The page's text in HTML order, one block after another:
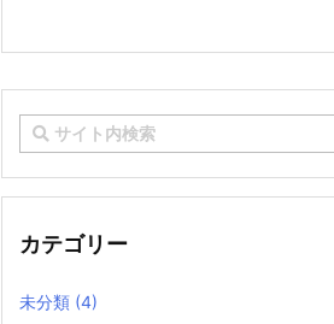
カテゴリー
未分類 (4)